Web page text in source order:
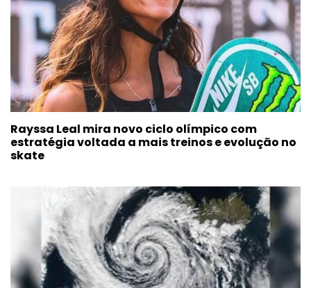
Rayssa Leal mira novo ciclo olímpico com
estratégia voltada a mais treinos e evolução no
skate